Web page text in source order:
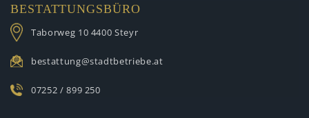
BESTATTUNGSBÜRO
Taborweg 10 4400 Steyr
bestattung@stadtbetriebe.at
07252 / 899 250